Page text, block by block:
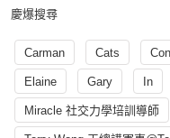
慶爆搜尋
Carman Cats
Elaine Gary In
Miracle 社交力學培訓導師